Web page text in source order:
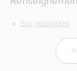
Sur instagram